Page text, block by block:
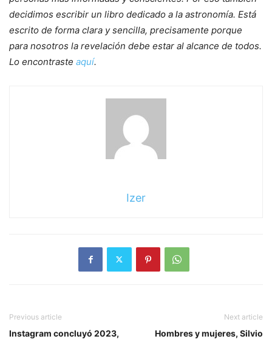
decidimos escribir un libro dedicado a la astronomía. Está
escrito de forma clara y sencilla, precisamente porque
para nosotros la revelación debe estar al alcance de todos.
Lo encontraste aquí.
Izer
Previous article
Instagram concluyó 2023,
Next article
Hombres y mujeres, Silvio